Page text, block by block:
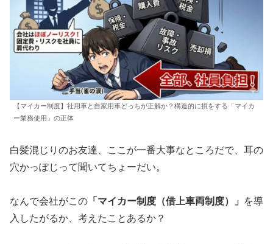
【マイカー制度】社用車と自家用車どっちが正解か？構造的に損をする「マイカ
ー業務使用」の正体
白髪混じりのお友達、ここが一番大事なところだで、耳の
穴かっぽじって聞いてちょーだい。
なんで会社がこの 「マイカー制度（借上車両制度）」
を導
入したがるか、考えたことあるか？